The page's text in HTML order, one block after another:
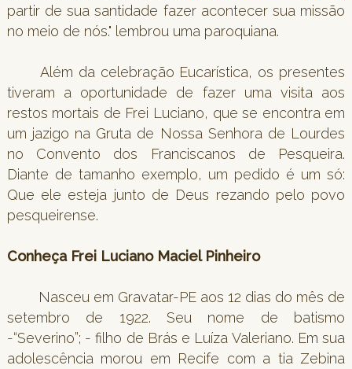
partir de sua santidade fazer acontecer sua missão
no meio de nós." lembrou uma paroquiana.
Além da celebração Eucarística, os presentes
tiveram a oportunidade de fazer uma visita aos
restos mortais de Frei Luciano, que se encontra em
um jazigo na Gruta de Nossa Senhora de Lourdes
no Convento dos Franciscanos de Pesqueira.
Diante de tamanho exemplo, um pedido é um só:
Que ele esteja junto de Deus rezando pelo povo
pesqueirense.
Conheça Frei Luciano Maciel Pinheiro
Nasceu em Gravatar-PE aos 12 dias do mês de
setembro de 1922. Seu nome de batismo
-“Severino”; - filho de Brás e Luíza Valeriano. Em sua
adolescência morou em Recife com a tia Zebina